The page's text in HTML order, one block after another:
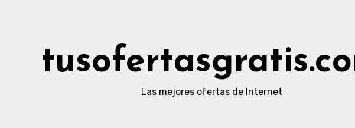
Las mejores ofertas de Internet